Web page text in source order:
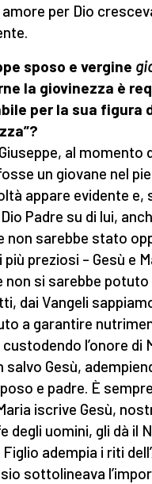
amore per Dio
sposo e vergine
la giovinezza è
per la sua figura
al momento
un giovane nel
appare evidente e,
Padre su di lui,
non sarebbe stato
preziosi – Gesù e
non si sarebbe
dai Vangeli
a garantire
l’onore di
salvo Gesù,
e padre. È
iscrive Gesù,
degli uomini, gli dà il
adempia i riti
sottolineava